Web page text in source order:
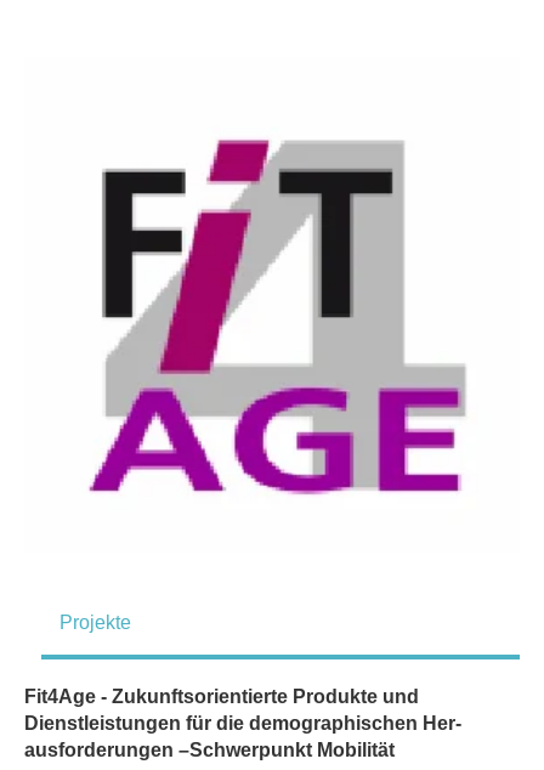
Projekte
Fit4Age - Zukunftsorientierte Produkte und
Dienstleistungen für die demographischen Her-
ausforderungen –Schwerpunkt Mobilität